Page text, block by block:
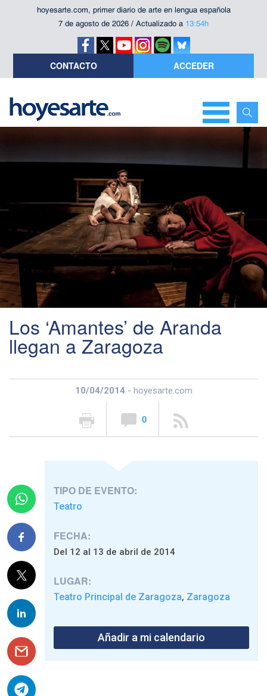
hoyesarte.com, primer diario de arte en lengua española
7 de agosto de 2026 / Actualizado a 13:54h
CONTACTO ACCEDER
Los ‘Amantes’ de Aranda
llegan a Zaragoza
10/04/2014- hoyesarte.com
0
TIPO DE EVENTO:
Teatro
FECHA:
Del 12 al 13 de abril de 2014
LUGAR:
Teatro Principal de Zaragoza, Zaragoza
Añadir a mi calendario